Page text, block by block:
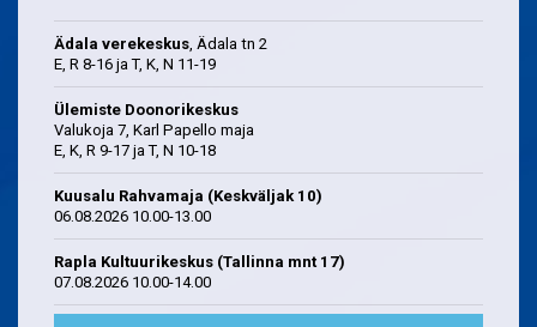
Ädala verekeskus, Ädala tn 2
E, R 8-16 ja T, K, N 11-19
Ülemiste Doonorikeskus
Valukoja 7, Karl Papello maja
E, K, R 9-17 ja T, N 10-18
Kuusalu Rahvamaja (Keskväljak 10)
06.08.2026 10.00-13.00
Rapla Kultuurikeskus (Tallinna mnt 17)
07.08.2026 10.00-14.00